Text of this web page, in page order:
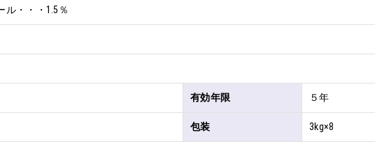
ル・・・1.5％
有効年限 ５年
包装 3kg×8